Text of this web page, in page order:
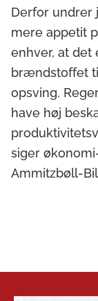
Derfor undrer
mere appetit
enhver, at det
brændstoffet
opsving.
have høj
siger ø
Ammitzbøll-